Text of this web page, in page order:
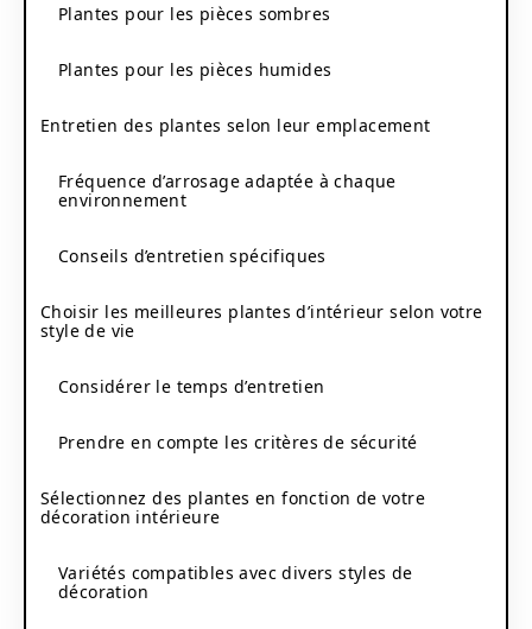
Plantes pour les pièces sombres
Plantes pour les pièces humides
Entretien des plantes selon leur emplacement
Fréquence d’arrosage adaptée à chaque
environnement
Conseils d’entretien spécifiques
Choisir les meilleures plantes d’intérieur selon votre
style de vie
Considérer le temps d’entretien
Prendre en compte les critères de sécurité
Sélectionnez des plantes en fonction de votre
décoration intérieure
Variétés compatibles avec divers styles de
décoration